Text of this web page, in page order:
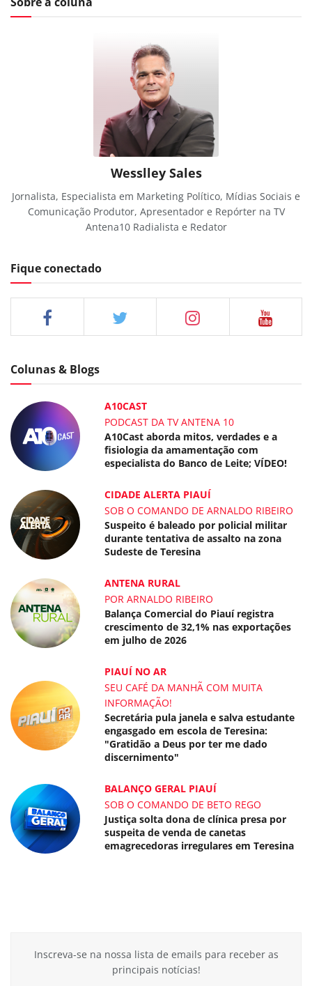
Wesslley Sales
Jornalista, Especialista em Marketing Político, Mídias Sociais e
Comunicação Produtor, Apresentador e Repórter na TV
Antena10 Radialista e Redator
Fique conectado
Colunas & Blogs
A10CAST
PODCAST DA TV ANTENA 10
A10Cast aborda mitos, verdades e a
fisiologia da amamentação com
especialista do Banco de Leite; VÍDEO!
CIDADE ALERTA PIAUÍ
SOB O COMANDO DE ARNALDO RIBEIRO
Suspeito é baleado por policial militar
durante tentativa de assalto na zona
Sudeste de Teresina
ANTENA RURAL
POR ARNALDO RIBEIRO
Balança Comercial do Piauí registra
crescimento de 32,1% nas exportações
em julho de 2026
PIAUÍ NO AR
SEU CAFÉ DA MANHÃ COM MUITA
INFORMAÇÃO!
Secretária pula janela e salva estudante
engasgado em escola de Teresina:
"Gratidão a Deus por ter me dado
discernimento"
BALANÇO GERAL PIAUÍ
SOB O COMANDO DE BETO REGO
Justiça solta dona de clínica presa por
suspeita de venda de canetas
emagrecedoras irregulares em Teresina
Inscreva-se na nossa lista de emails para receber as
principais notícias!